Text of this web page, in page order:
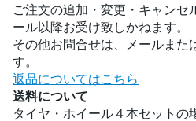
ご注文の追加・変更・キャンセ
ール以降お受け致しかねます。
その他お問合せは、メールまた
す。
返品についてはこちら
送料について
タイヤ・ホイール４本セットの